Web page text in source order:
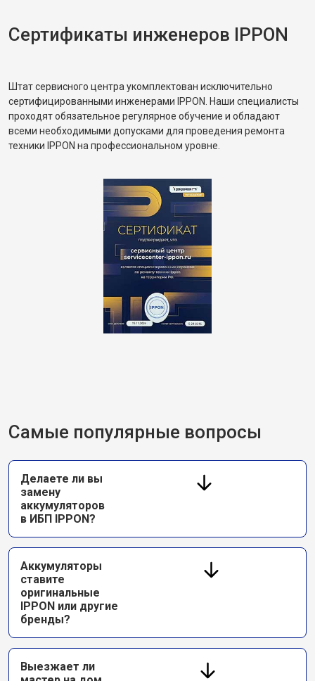
Сертификаты инженеров IPPON
Штат сервисного центра укомплектован исключительно
сертифицированными инженерами IPPON. Наши специалисты
проходят обязательное регулярное обучение и обладают
всеми необходимыми допусками для проведения ремонта
техники IPPON на профессиональном уровне.
Самые популярные вопросы
Делаете ли вы
замену
аккумуляторов
в ИБП IPPON?
Аккумуляторы
ставите
оригинальные
IPPON или другие
бренды?
Выезжает ли